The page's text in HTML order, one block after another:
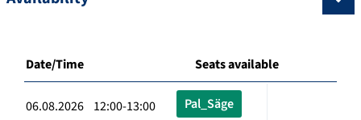
Date/Time Seats available
06.08.2026 12:00-13:00 Pal_Säge